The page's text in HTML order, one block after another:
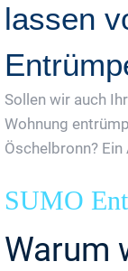
lassen
Sollen wir auch
Wohnung
Öschelbronn?
SUMO
Warum